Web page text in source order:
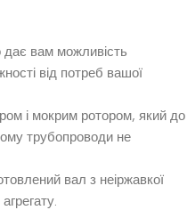
вам можливість
від потреб вашої
і мокрим ротором, який до
трубопроводи не
вал з неіржавкої